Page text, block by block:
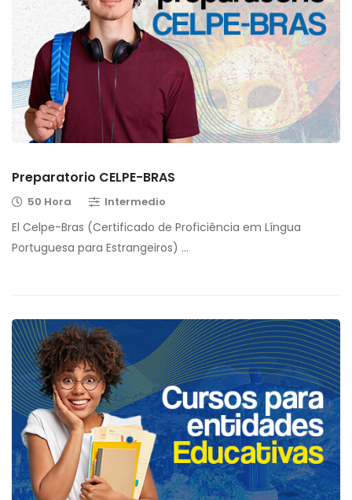
Preparatorio CELPE-BRAS
50 Hora Intermedio
El Celpe-Bras (Certificado de Proficiência em Língua
Portuguesa para Estrangeiros) …